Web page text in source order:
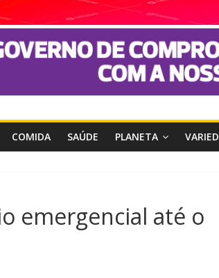
COMIDA SAÚDE PLANETA
emergencial até o